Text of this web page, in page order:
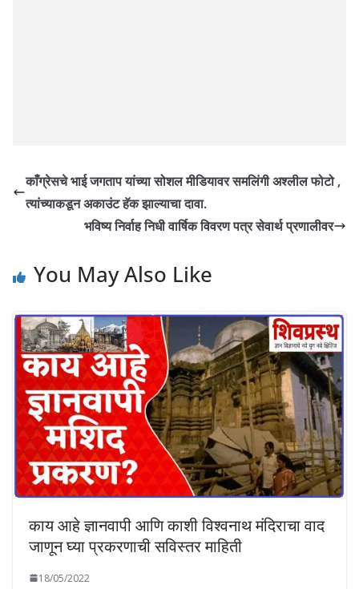
काँग्रेसचे भाई जगताप यांच्या सोशल मीडियावर समलिंगी अश्लील फोटो ,
त्यांच्याकडून अकाउंट हॅक झाल्याचा दावा.
भविष्य निर्वाह निधी वार्षिक विवरण पत्र सेवार्थ प्रणालीवर
You May Also Like
काय आहे ज्ञानवापी आणि काशी विश्वनाथ मंदिराचा वाद
जाणून घ्या प्रकरणाची सविस्तर माहिती
18/05/2022